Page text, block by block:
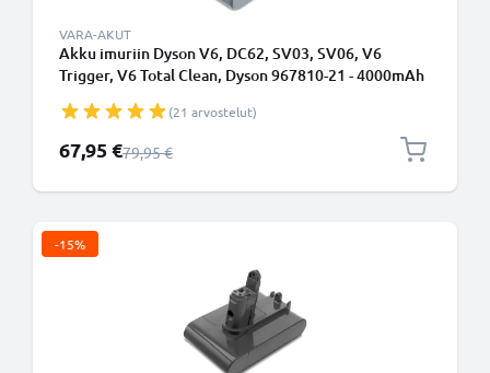
VARA-AKUT
Akku imuriin Dyson V6, DC62, SV03, SV06, V6
Trigger, V6 Total Clean, Dyson 967810-21 - 4000mAh
Ruuvikiinnitteinen akku (Ei yhteensopiva
seinälaturin kanssa)
(21 arvostelut)
Erikoishinta
67,95 €Normaali hinta
79,95 €
-15%